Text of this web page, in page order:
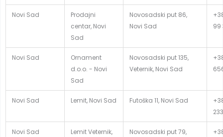
Novi Sad
Prodajni
centar, Novi
Sad
Novosadski put 86,
Novi Sad
99
Novi Sad
Ornament
d.o.o. - Novi
Sad
Novosadski put 135,
Veternik, Novi Sad
Novi Sad Lemit, Novi Sad Futoška 11, Novi Sad
233
Novi Sad
Lemit Veternik,
Novosadski put 79,